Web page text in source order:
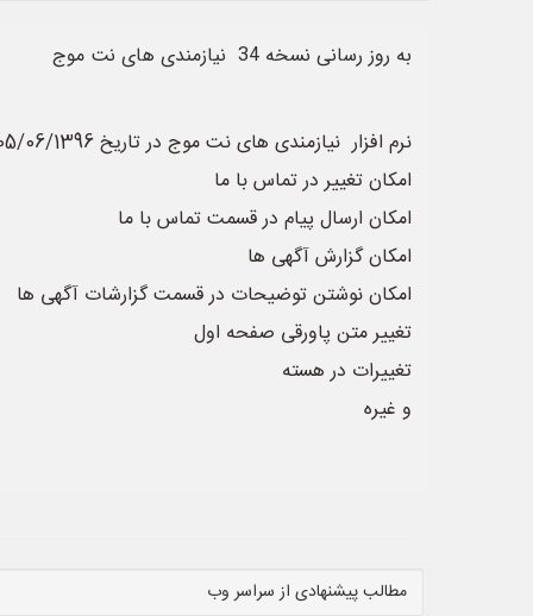
به روز رسانی نسخه 34 نیازمندی های نت موج
نرم افزار نیازمندی های نت موج در تاریخ 05/06/1396 به نسخه 34 به روز رسانی شد، امکانات و اصلاحات انجام شده به شرح زیر می باشد:
امکان تغییر در تماس با ما
امکان ارسال پیام در قسمت تماس با ما
امکان گزارش آگهی ها
امکان نوشتن توضیحات در قسمت گزارشات آگهی ها
تغییر متن پاورقی صفحه اول
تغییرات در هسته
و غیره
مطالب پیشنهادی از سراسر وب